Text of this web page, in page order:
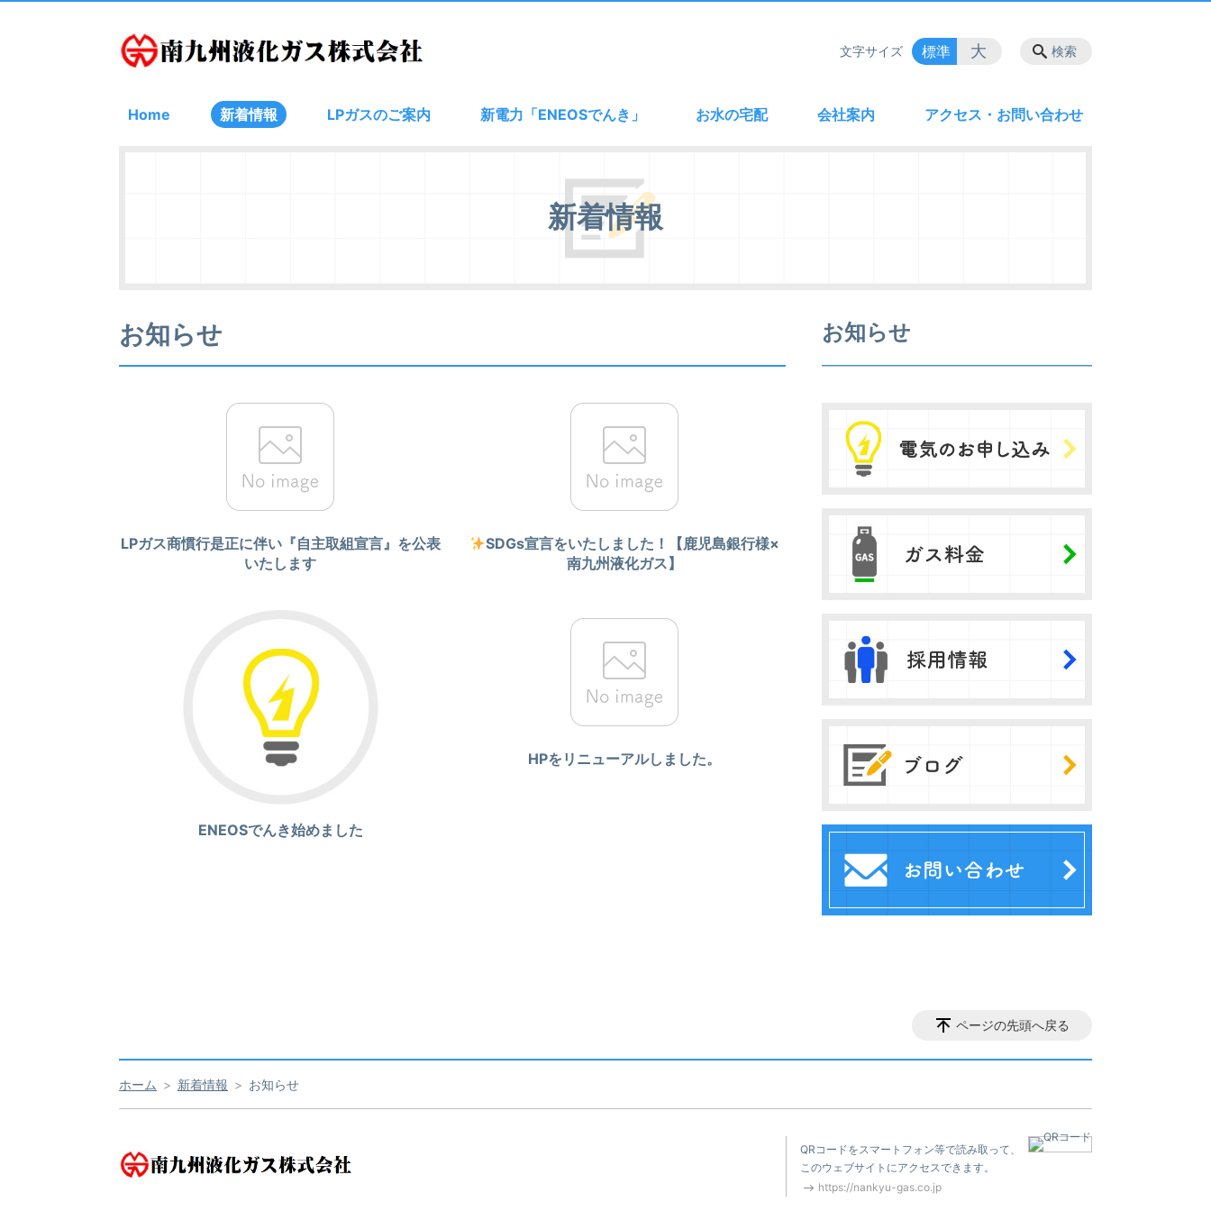
Home 新着情報 LPガスのご案内 新電力「ENEOSでんき」 お水の宅配 会社案内 アクセス・お問い合わせ
検索
文字サイズ 標準 大
新着情報
お知らせ
LPガス商慣行是正に伴い『自主取組宣言』を公表
いたします
SDGs宣言をいたしました！【鹿児島銀行様×
南九州液化ガス】
ENEOSでんき始めました
HPをリニューアルしました。
お知らせ
ページの先頭へ戻る
ホーム 新着情報 お知らせ
QRコードをスマートフォン等で読み取って、
このウェブサイトにアクセスできます。
https://nankyu-gas.co.jp